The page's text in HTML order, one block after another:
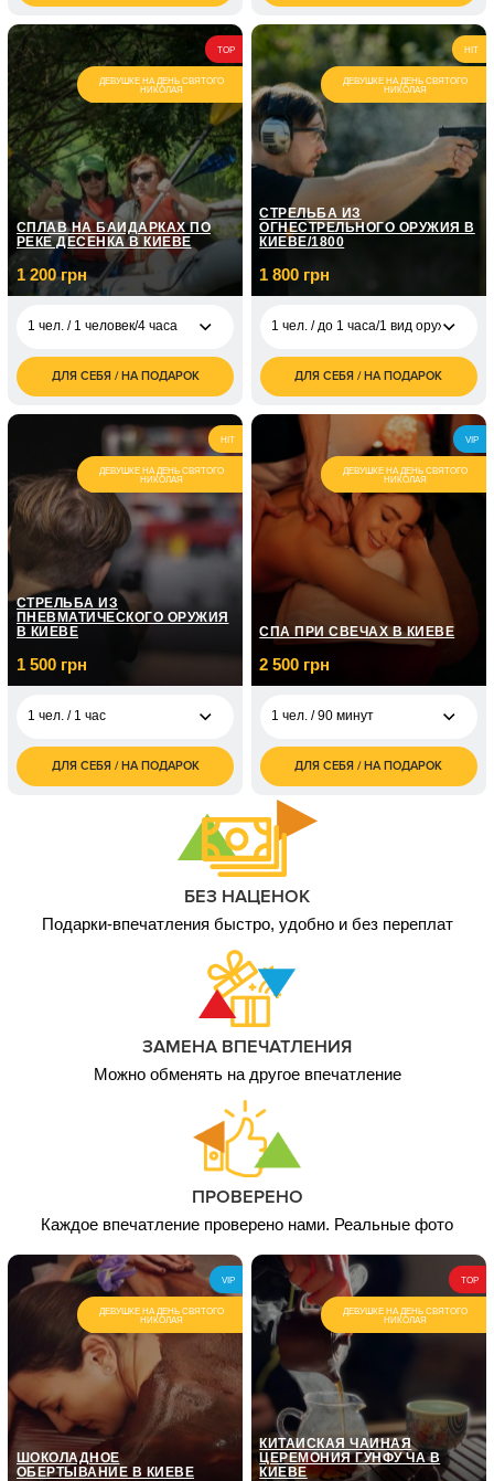
грн
2 чел. / 60 минут
3 600
грн
школы/1 ч 30 мин
грн
1 чел. / На
собственном авто/2
3 500
грн
1 чел. / Курс
экстремального
вождения/6 занятий
по 2 часа
21 000
грн
TOP
ДЕВУШКЕ НА ДЕНЬ СВЯТОГО
НИКОЛАЯ
СПЛАВ НА БАЙДАРКАХ ПО
РЕКЕ ДЕСЕНКА В КИЕВЕ
1 200 грн
1 чел. / 1 человек/4 часа
1 чел. / 1 человек/4
часа
грн
2 400
грн
ДЛЯ СЕБЯ / НА ПОДАРОК
HIT
ДЕВУШКЕ НА ДЕНЬ СВЯТОГО
НИКОЛАЯ
СТРЕЛЬБА ИЗ
ОГНЕСТРЕЛЬНОГО ОРУЖИЯ В
КИЕВЕ/1800
1 800 грн
1 чел. / до 1 часа/1 вид оружия
1 чел. / до 1 часа/1
вид оружия
грн
2 чел. / до 1 часа/1
вид оружия
3 600
грн
1 чел. / до 1 часа/
боевой калибр
3 000
2 чел. / до 1 часа/
боевой калибр
6 000
грн
1 чел. / До 2 часов/ 3
вида оружия
5 000
грн
вида оружия
10 000
ДЛЯ СЕБЯ / НА ПОДАРОК
HIT
ДЕВУШКЕ НА ДЕНЬ СВЯТОГО
НИКОЛАЯ
СТРЕЛЬБА ИЗ
ПНЕВМАТИЧЕСКОГО ОРУЖИЯ
В КИЕВЕ
1 500 грн
1 чел. / 1 час
1 500
грн
1 800
грн
ДЛЯ СЕБЯ / НА ПОДАРОК
VIP
ДЕВУШКЕ НА ДЕНЬ СВЯТОГО
НИКОЛАЯ
СПА ПРИ СВЕЧАХ В КИЕВЕ
2 500 грн
1 чел. / 90 минут
2 500
грн
2 чел. / 90 минут
ДЛЯ СЕБЯ / НА ПОДАРОК
БЕЗ НАЦЕНОК
Подарки-впечатления быстро, удобно и без переплат
ЗАМЕНА ВПЕЧАТЛЕНИЯ
Можно обменять на другое впечатление
ПРОВЕРЕНО
Каждое впечатление проверено нами. Реальные фото
VIP
ДЕВУШКЕ НА ДЕНЬ СВЯТОГО
НИКОЛАЯ
ШОКОЛАДНОЕ
ОБЕРТЫВАНИЕ В КИЕВЕ
TOP
ДЕВУШКЕ НА ДЕНЬ СВЯТОГО
НИКОЛАЯ
КИТАЙСКАЯ ЧАЙНАЯ
ЦЕРЕМОНИЯ ГУНФУ ЧА В
КИЕВЕ